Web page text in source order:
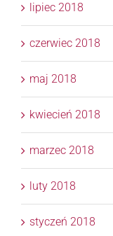
lipiec 2018
czerwiec 2018
maj 2018
kwiecień 2018
marzec 2018
luty 2018
styczeń 2018